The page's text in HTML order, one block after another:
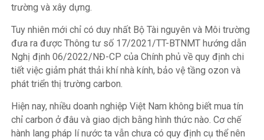
trường và xây dựng.
Tuy nhiên mới chỉ có duy nhất Bộ Tài nguyên và Môi trường
đưa ra được Thông tư số 17/2021/TT-BTNMT hướng dẫn
Nghị định 06/2022/NĐ-CP của Chính phủ về quy định chi
tiết việc giảm phát thải khí nhà kính, bảo vệ tầng ozon và
phát triển thị trường carbon.
Hiện nay, nhiều doanh nghiệp Việt Nam không biết mua tín
chỉ carbon ở đâu và giao dịch bằng hình thức nào. Cơ chế
hành lang pháp lí nước ta vẫn chưa có quy định cụ thể nên